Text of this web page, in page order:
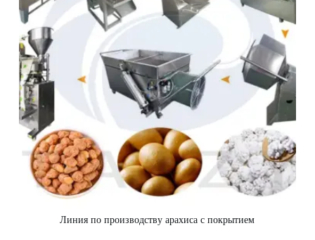
Линия по производству арахиса с покрытием